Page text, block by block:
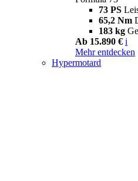
73 PS
65,2 Nm
183 kg
Ab 15.890 € i
Mehr entdecken
Hypermotard